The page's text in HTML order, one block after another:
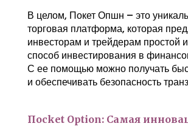
В целом, Покет Опшн – это
торговая платформа, которая
инвесторам и трейдерам простой
способ инвестирования в
С ее помощью можно получать
и обеспечивать безопасность
Пocket Option: Самая